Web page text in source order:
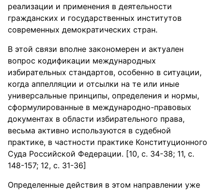
реализации и применения в деятельности
гражданских и государственных институтов
современных демократических стран.
В этой связи вполне закономерен и актуален
вопрос кодификации международных
избирательных стандартов, особенно в ситуации,
когда аппелляции и отсылки на те или иные
универсальные принципы, определения и нормы,
сформулированные в международно-правовых
документах в области избирательного права,
весьма активно используются в судебной
практике, в частности практике Конституционного
Суда Российской Федерации. [10, с. 34-38; 11, с.
148-157; 12, с. 31-36]
Определенные действия в этом направлении уже